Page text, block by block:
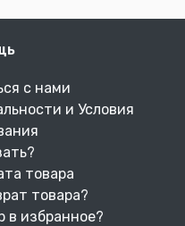
с нами
и Условия
товара
товара?
в избранное?